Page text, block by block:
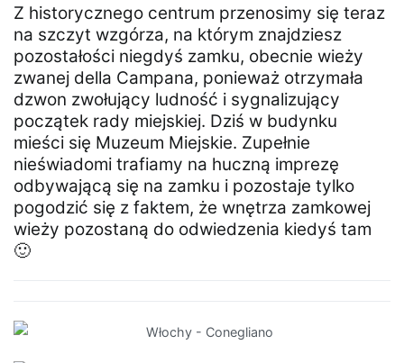
Z historycznego centrum przenosimy się teraz
na szczyt wzgórza, na którym znajdziesz
pozostałości niegdyś zamku, obecnie wieży
zwanej della Campana, ponieważ otrzymała
dzwon zwołujący ludność i sygnalizujący
początek rady miejskiej. Dziś w budynku
mieści się Muzeum Miejskie. Zupełnie
nieświadomi trafiamy na huczną imprezę
odbywającą się na zamku i pozostaje tylko
pogodzić się z faktem, że wnętrza zamkowej
wieży pozostaną do odwiedzenia kiedyś tam
🙂